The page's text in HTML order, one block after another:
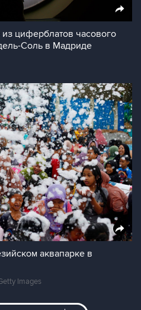
циферблатов часового
Соль в Мадриде
аквапарке в
Images